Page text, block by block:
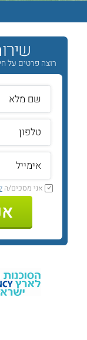
רוצה פרטים על
אני מסכים/ה